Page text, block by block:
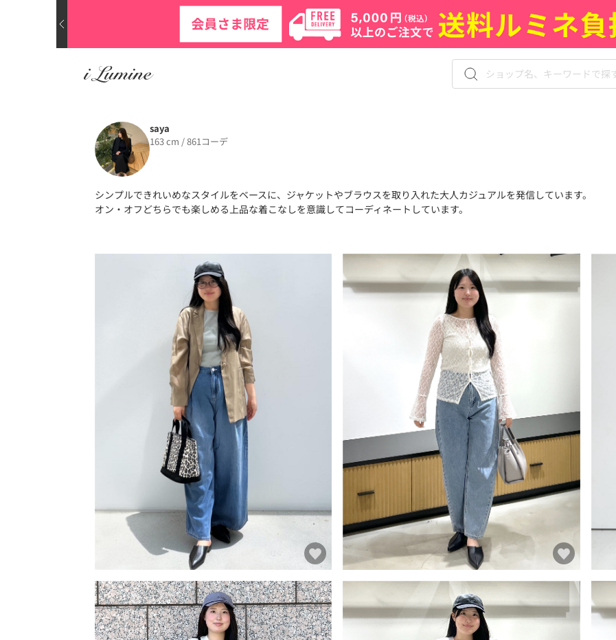
saya
163 cm / 861コーデ
シンプルできれいめなスタイルをベースに、ジャケットやブラウスを取り入れた大人カジュアルを発信しています。
オン・オフどちらでも楽しめる上品な着こなしを意識してコーディネートしています。